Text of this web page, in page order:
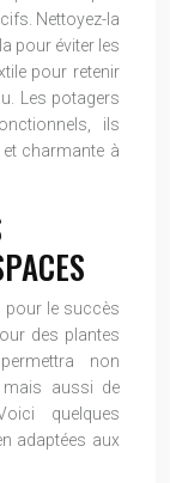
Nettoyez-la
pour éviter les
pour retenir
Les potagers
ils
charmante à
pour le succès
des plantes
non
mais aussi de
quelques
adaptées aux